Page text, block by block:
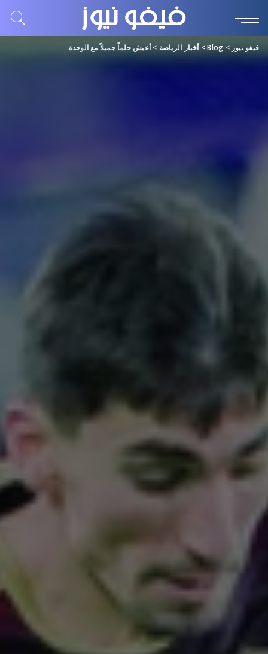
فيفو نيوز >
Blog
>أخبار الرياضة >أعيش حلماً جميلاً مع الوحدة